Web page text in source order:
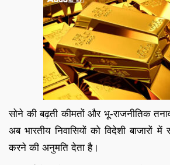
सोने की बढ़ती कीमतों और भू-राजनीतिक
अब भारतीय निवासियों को विदेशी
करने की अनुमति देता है।